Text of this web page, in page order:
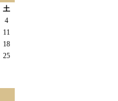
土
4
11
18
25